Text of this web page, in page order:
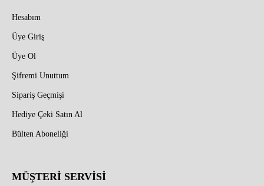
Hesabım
Üye Giriş
Üye Ol
Şifremi Unuttum
Sipariş Geçmişi
Hediye Çeki Satın Al
Bülten Aboneliği
MÜŞTERİ SERVİSİ